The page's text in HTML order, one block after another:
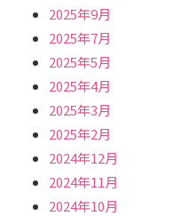
2025年9月
2025年7月
2025年5月
2025年4月
2025年3月
2025年2月
2024年12月
2024年11月
2024年10月